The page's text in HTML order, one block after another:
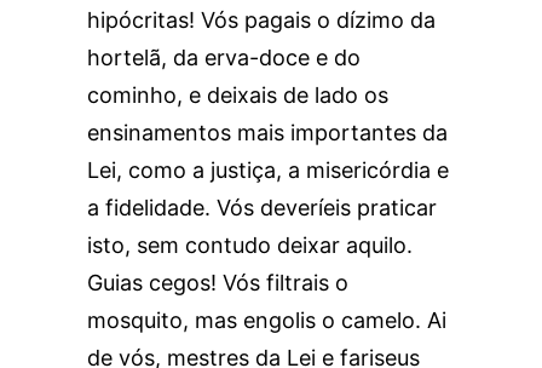
hipócritas! Vós pagais o dízimo da
hortelã, da erva-doce e do
cominho, e deixais de lado os
ensinamentos mais importantes da
Lei, como a justiça, a misericórdia e
a fidelidade. Vós deveríeis praticar
isto, sem contudo deixar aquilo.
Guias cegos! Vós filtrais o
mosquito, mas engolis o camelo. Ai
de vós, mestres da Lei e fariseus